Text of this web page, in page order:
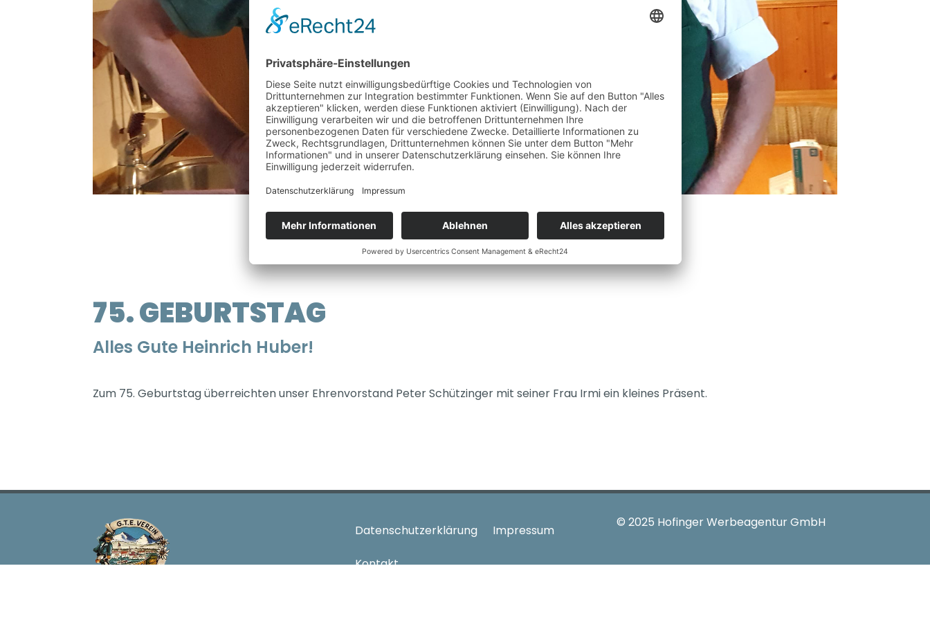
75. GEBURTSTAG
Alles Gute Heinrich Huber!
Zum 75. Geburtstag überreichten unser Ehrenvorstand Peter Schützinger mit seiner Frau Irmi ein kleines Präsent.
Datenschutzerklärung Impressum
Kontakt
© 2025 Hofinger Werbeagentur GmbH